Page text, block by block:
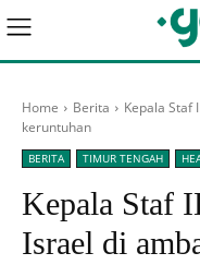
Home Berita
Kepala Staf
keruntuhan
BERITA TIMUR TENGAH
Kepala Staf
Israel di